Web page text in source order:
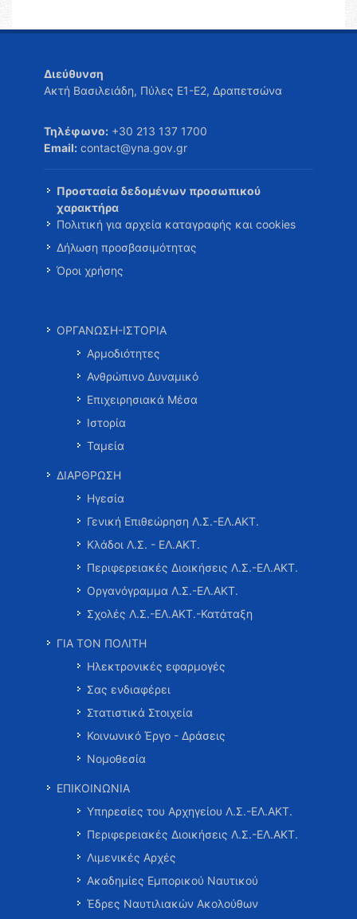
Διεύθυνση
Ακτή Βασιλειάδη, Πύλες Ε1-Ε2, Δραπετσώνα
Τηλέφωνο: +30 213 137 1700
Email: contact@yna.gov.gr
Προστασία δεδομένων προσωπικού
χαρακτήρα
Πολιτική για αρχεία καταγραφής και cookies
Δήλωση προσβασιμότητας
Όροι χρήσης
ΟΡΓΑΝΩΣΗ-ΙΣΤΟΡΙΑ
Αρμοδιότητες
Ανθρώπινο Δυναμικό
Επιχειρησιακά Μέσα
Ιστορία
Ταμεία
ΔΙΑΡΘΡΩΣΗ
Ηγεσία
Γενική Επιθεώρηση Λ.Σ.-ΕΛ.ΑΚΤ.
Κλάδοι Λ.Σ. - ΕΛ.ΑΚΤ.
Περιφερειακές Διοικήσεις Λ.Σ.-ΕΛ.ΑΚΤ.
Οργανόγραμμα Λ.Σ.-ΕΛ.ΑΚΤ.
Σχολές Λ.Σ.-ΕΛ.ΑΚΤ.-Κατάταξη
ΓΙΑ ΤΟΝ ΠΟΛΙΤΗ
Ηλεκτρονικές εφαρμογές
Σας ενδιαφέρει
Στατιστικά Στοιχεία
Κοινωνικό Έργο - Δράσεις
Νομοθεσία
ΕΠΙΚΟΙΝΩΝΙΑ
Υπηρεσίες του Αρχηγείου Λ.Σ.-ΕΛ.ΑΚΤ.
Περιφερειακές Διοικήσεις Λ.Σ.-ΕΛ.ΑΚΤ.
Λιμενικές Αρχές
Ακαδημίες Εμπορικού Ναυτικού
Έδρες Ναυτιλιακών Ακολούθων